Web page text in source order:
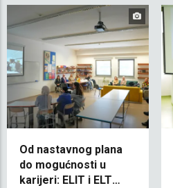
Od nastavnog plana
do mogućnosti u
karijeri: ELIT i ELT